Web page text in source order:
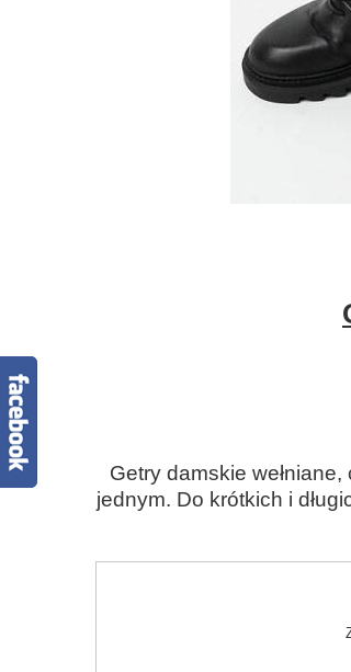
Getry damskie
jednym. Do krótkich i